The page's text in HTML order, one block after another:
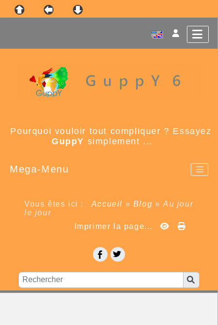
Pourquoi vouloir tout compliquer ? Essayez
GuppY simplement ...
Mega-Menu
Vous êtes ici : Accueil » Blog »Au jour
le jour
Imprimer la page...